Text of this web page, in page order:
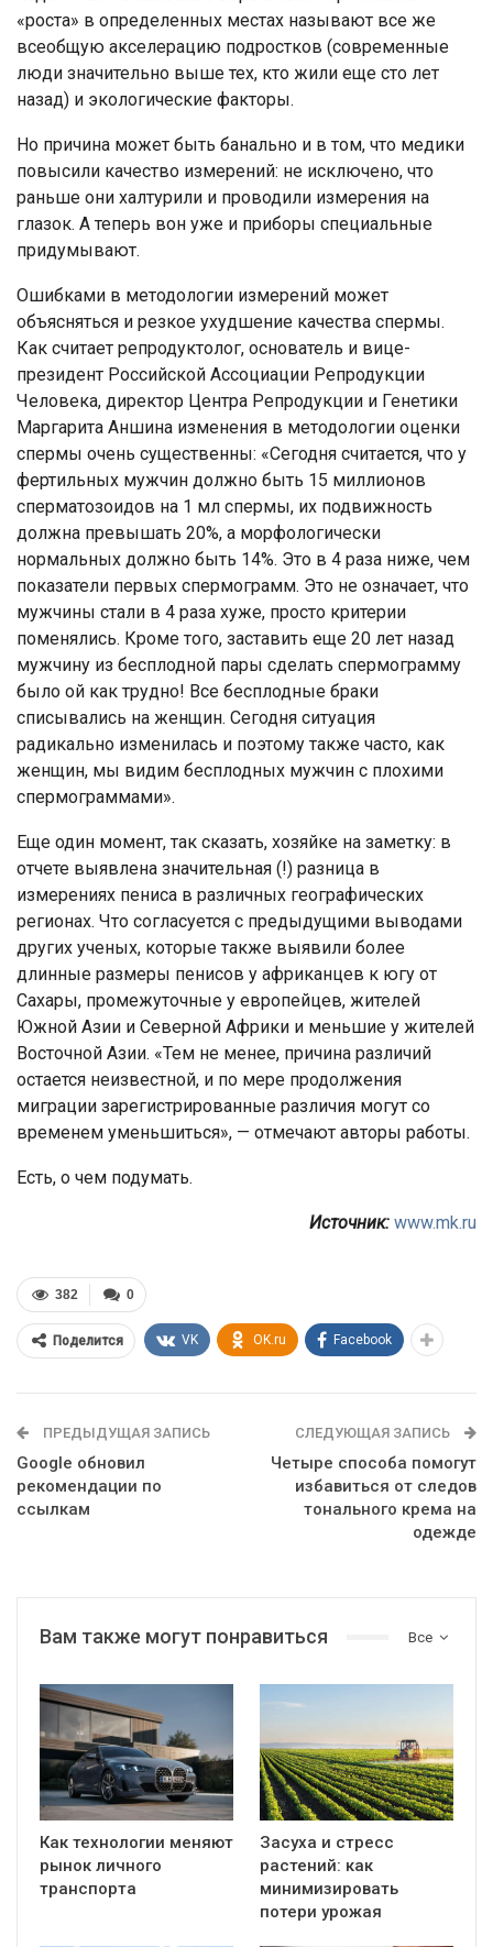
«роста» в определенных местах называют все же
всеобщую акселерацию подростков (современные
люди значительно выше тех, кто жили еще сто лет
назад) и экологические факторы.
Но причина может быть банально и в том, что медики
повысили качество измерений: не исключено, что
раньше они халтурили и проводили измерения на
глазок. А теперь вон уже и приборы специальные
придумывают.
Ошибками в методологии измерений может
объясняться и резкое ухудшение качества спермы.
Как считает репродуктолог, основатель и вице-
президент Российской Ассоциации Репродукции
Человека, директор Центра Репродукции и Генетики
Маргарита Аншина изменения в методологии оценки
спермы очень существенны: «Сегодня считается, что у
фертильных мужчин должно быть 15 миллионов
сперматозоидов на 1 мл спермы, их подвижность
должна превышать 20%, а морфологически
нормальных должно быть 14%. Это в 4 раза ниже, чем
показатели первых спермограмм. Это не означает, что
мужчины стали в 4 раза хуже, просто критерии
поменялись. Кроме того, заставить еще 20 лет назад
мужчину из бесплодной пары сделать спермограмму
было ой как трудно! Все бесплодные браки
списывались на женщин. Сегодня ситуация
радикально изменилась и поэтому также часто, как
женщин, мы видим бесплодных мужчин с плохими
спермограммами».
Еще один момент, так сказать, хозяйке на заметку: в
отчете выявлена значительная (!) разница в
измерениях пениса в различных географических
регионах. Что согласуется с предыдущими выводами
других ученых, которые также выявили более
длинные размеры пенисов у африканцев к югу от
Сахары, промежуточные у европейцев, жителей
Южной Азии и Северной Африки и меньшие у жителей
Восточной Азии. «Тем не менее, причина различий
остается неизвестной, и по мере продолжения
миграции зарегистрированные различия могут со
временем уменьшиться», — отмечают авторы работы.
Есть, о чем подумать.
Источник: www.mk.ru
0
382
Поделится VK OK.ru Facebook
ПРЕДЫДУЩАЯ ЗАПИСЬ
Google обновил
рекомендации по
ссылкам
СЛЕДУЮЩАЯ ЗАПИСЬ
Четыре способа помогут
избавиться от следов
тонального крема на
одежде
Все
Вам также могут понравиться
Как технологии меняют
рынок личного
транспорта
Засуха и стресс
растений: как
минимизировать
потери урожая